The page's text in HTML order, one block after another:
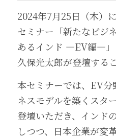
2024年7月25日（木）
セミナー「新たなビジ
あるインド ―EV編―
久保光太郎が登壇する
本セミナーでは、EV
ネスモデルを築くスタ
登壇いただき、インド
しつつ、日本企業が変